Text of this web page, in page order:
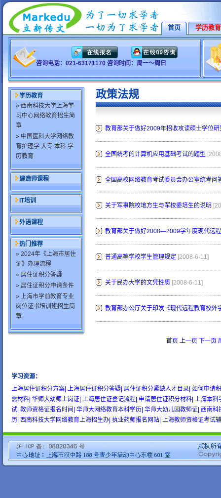
首页 学历教育
咨询电话：021-63171170 咨询时间：周一～周日
学历教育
» 西南科技大学上海学
习中心网络教育招生简
章
» 中国医科大学网络教
育护理学 大专 本科 学
历教育
建造师课程
IT培训
外语课程
热门推荐
» 2024年《上海市居住
证》办理流程
» 居住证积分答疑
» 居住证积分申请条件
» 上海市学前教育专业
岗位证书培训班招生简
章
政策法规
教育部关于做好2009年招收攻读硕士学位
全国统考的计算机应用基础考试的题型
全国高校网络教育考试委员会办公室统考问
关于军事院校地方生与军校委培生的说明
教育部关于做好2008—2009学年度现代远
普通高等学校学生管理规定 [2008-6-11]
关于民办大学的文凭性质 [2008-6-11]
教育部办公厅关于印发《现代远程教育校
首页 上一页 下一页
学习资源：
上海居住证积分方案| 上海居住证积分答疑| 居住证积分紧缺人才目录| 如何申请
需材料| 华师大幼师上岗证| 上海居住证登记流程| 申请居住证积分材料| 上海本科
试| 教师资格证报名时间| 华师大网络教育本科学历| 华师大幼儿园教师证| 西南科
历| 西南科技大学网络教育上海招生办| 执业药师报名网站| 上海教师资格证考试